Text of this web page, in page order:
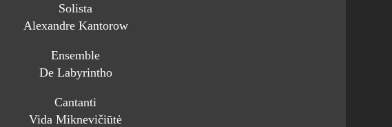
Solista
Alexandre Kantorow
Ensemble
De Labyrintho
Cantanti
Vida Miknevičiūtė